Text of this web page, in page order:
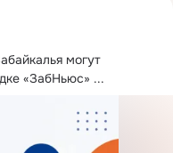
могут
«ЗабНьюс» ...